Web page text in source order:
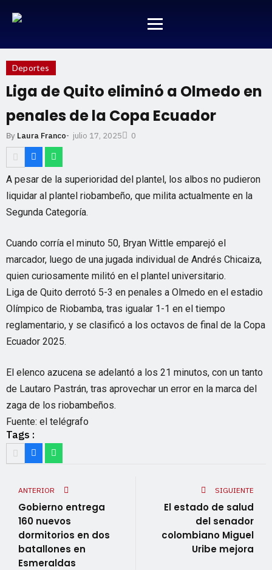
Deportes
Liga de Quito eliminó a Olmedo en
penales de la Copa Ecuador
By Laura Franco- julio 17, 2025 0
A pesar de la superioridad del plantel, los albos no pudieron
liquidar al plantel riobambeño, que milita actualmente en la
Segunda Categoría.
Cuando corría el minuto 50, Bryan Wittle emparejó el
marcador, luego de una jugada individual de Andrés Chicaiza,
quien curiosamente militó en el plantel universitario.
Liga de Quito derrotó 5-3 en penales a Olmedo en el estadio
Olímpico de Riobamba, tras igualar 1-1 en el tiempo
reglamentario, y se clasificó a los octavos de final de la Copa
Ecuador 2025.
El elenco azucena se adelantó a los 21 minutos, con un tanto
de Lautaro Pastrán, tras aprovechar un error en la marca del
zaga de los riobambeños.
Fuente: el telégrafo
Tags :
ANTERIOR
Gobierno entrega
160 nuevos
dormitorios en dos
batallones en
Esmeraldas
SIGUIENTE
El estado de salud
del senador
colombiano Miguel
Uribe mejora